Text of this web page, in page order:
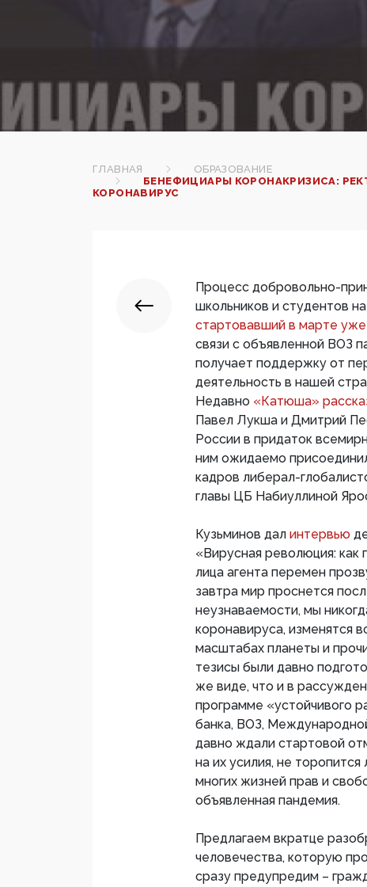
ГЛАВНАЯ
ОБРАЗОВАНИЕ
БЕНЕФИЦИАРЫ КОРОНАКРИЗИСА:
КОРОНАВИРУС
Процесс добровольно-
школьников и студентов
стартовавший в марте
связи с объявленной ВОЗ
получает поддержку от
деятельность в нашей
Недавно «Катюша»
Павел Лукша и Дмитрий
России в придаток
ним ожидаемо
кадров либерал-
главы ЦБ Набиуллиной
Кузьминов дал интервью
«Вирусная революция: как
лица агента перемен
завтра мир проснется
неузнаваемости, мы
коронавируса, изменятся
масштабах планеты и
тезисы были давно
же виде, что и в
программе «устойчивого
банка, ВОЗ,
давно ждали стартовой
на их усилия, не
многих жизней прав и
объявленная пандемия.
Предлагаем вкратце
человечества, которую
сразу предупредим –